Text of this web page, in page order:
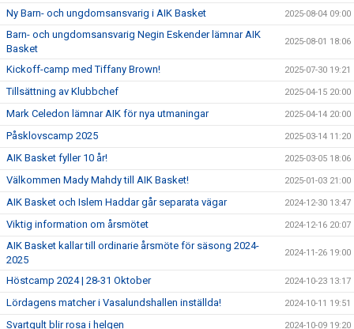
Ny Barn- och ungdomsansvarig i AIK Basket 2025-08-04 09:00
Barn- och ungdomsansvarig Negin Eskender lämnar AIK
Basket
2025-08-01 18:06
Kickoff-camp med Tiffany Brown! 2025-07-30 19:21
Tillsättning av Klubbchef 2025-04-15 20:00
Mark Celedon lämnar AIK för nya utmaningar 2025-04-14 20:00
Påsklovscamp 2025 2025-03-14 11:20
AIK Basket fyller 10 år! 2025-03-05 18:06
Välkommen Mady Mahdy till AIK Basket! 2025-01-03 21:00
AIK Basket och Islem Haddar går separata vägar 2024-12-30 13:47
Viktig information om årsmötet 2024-12-16 20:07
AIK Basket kallar till ordinarie årsmöte för säsong 2024-
2025
2024-11-26 19:00
Höstcamp 2024 | 28-31 Oktober 2024-10-23 13:17
Lördagens matcher i Vasalundshallen inställda! 2024-10-11 19:51
Svartgult blir rosa i helgen 2024-10-09 19:20